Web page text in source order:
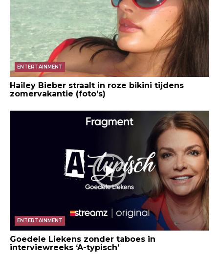
ENTERTAINMENT
Hailey Bieber straalt in roze bikini tijdens
zomervakantie (foto’s)
ENTERTAINMENT
Goedele Liekens zonder taboes in
interviewreeks ‘A-typisch’